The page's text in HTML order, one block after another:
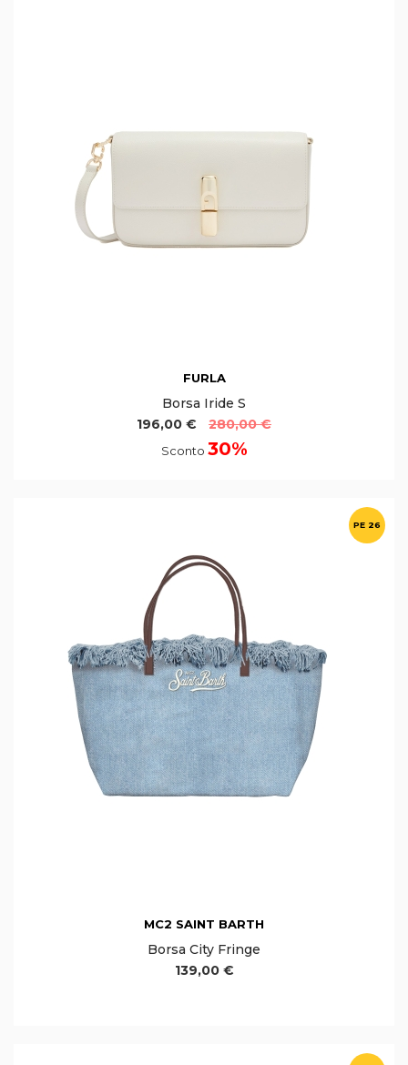
FURLA
Borsa Iride S
196,00 €
280,00 €
Sconto 30%
PE 26
MC2 SAINT BARTH
Borsa City Fringe
139,00 €